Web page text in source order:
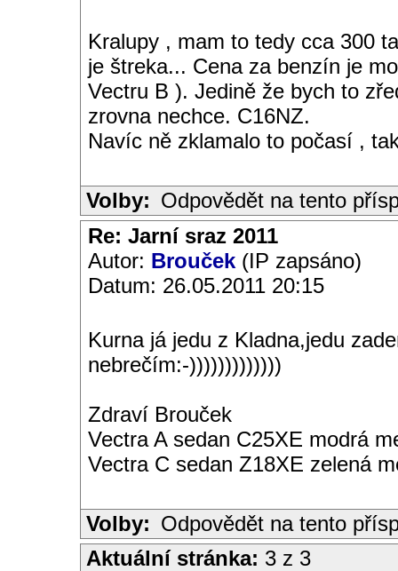
Kralupy , mam to tedy cca 300
je štreka... Cena za benzín je
Vectru B ). Jedině že bych to
zrovna nechce. C16NZ.
Navíc ně zklamalo to počasí ,
Volby: Odpovědět na tento
Re: Jarní sraz 2011
Autor: Brouček (IP zapsáno)
Datum: 26.05.2011 20:15
Kurna já jedu z Kladna,jedu
nebrečím:-)))))))))))))
Zdraví Brouček
Vectra A sedan C25XE modrá
Vectra C sedan Z18XE zelená
Volby: Odpovědět na tento
Aktuální stránka: 3 z 3